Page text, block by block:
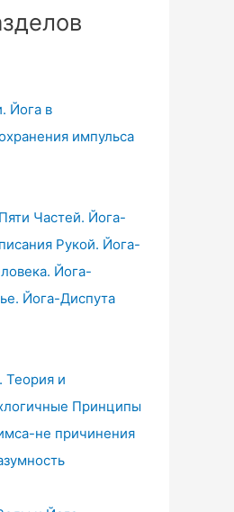
Йога в
импульса
Частей. Йога-
Рукой. Йога-
Йога-
Йога-Диспута
Теория и
Принципы
не причинения